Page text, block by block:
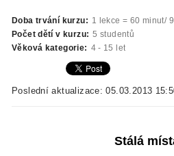
Doba trvání kurzu: 1 lekce = 60 minut/
Počet dětí v kurzu: 5 studentů
Věková kategorie: 4 - 15 let
Poslední aktualizace: 05.03.2013
Stálá